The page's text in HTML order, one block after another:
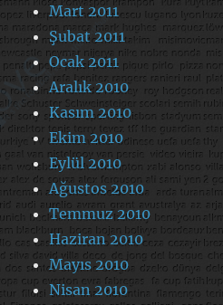
Mart 2011
Şubat 2011
Ocak 2011
Aralık 2010
Kasım 2010
Ekim 2010
Eylül 2010
Ağustos 2010
Temmuz 2010
Haziran 2010
Mayıs 2010
Nisan 2010